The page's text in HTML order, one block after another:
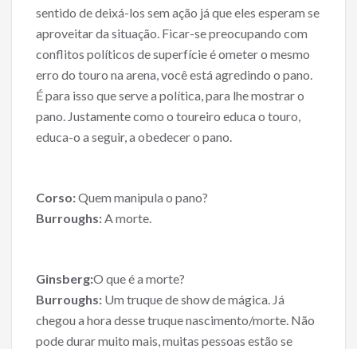
sentido de deixá-los sem ação já que eles esperam se
aproveitar da situação. Ficar-se preocupando com
conflitos políticos de superfície é ometer o mesmo
erro do touro na arena, você está agredindo o pano.
É para isso que serve a política, para lhe mostrar o
pano. Justamente como o toureiro educa o touro,
educa-o a seguir, a obedecer o pano.
Corso:Quem manipula o pano?
Burroughs: A morte.
Ginsberg:O que é a morte?
Burroughs: Um truque de show de mágica. Já
chegou a hora desse truque nascimento/morte. Não
pode durar muito mais, muitas pessoas estão se